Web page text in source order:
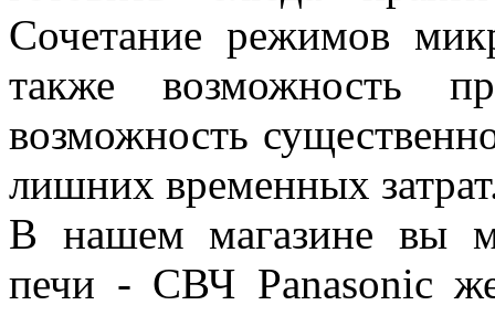
Сочетание режимов
также возможность
возможность
лишних временных
В нашем магазине вы
печи - СВЧ Panasonic